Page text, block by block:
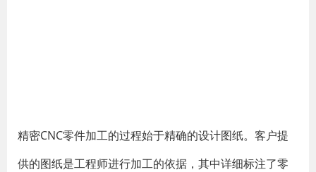
精密CNC零件加工的过程始于精确的设计图纸。客户提
供的图纸是工程师进行加工的依据，其中详细标注了零